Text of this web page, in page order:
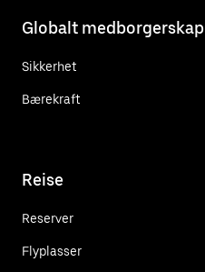
Globalt medborgerskap
Sikkerhet
Bærekraft
Reise
Reserver
Flyplasser